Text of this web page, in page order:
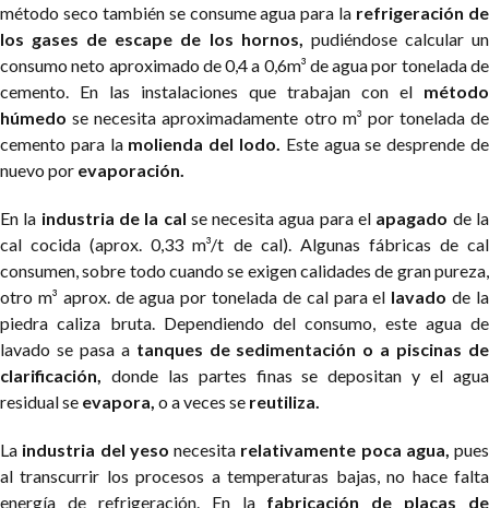
método seco también se consume agua para la refrigeración de
los gases de escape de los hornos, pudiéndose calcular un
consumo neto aproximado de 0,4 a 0,6m³ de agua por tonelada de
cemento. En las instalaciones que trabajan con el método
húmedo se necesita aproximadamente otro m³ por tonelada de
cemento para la molienda del lodo. Este agua se desprende de
nuevo por evaporación.
En la industria de la cal se necesita agua para el apagado de la
cal cocida (aprox. 0,33 m³/t de cal). Algunas fábricas de cal
consumen, sobre todo cuando se exigen calidades de gran pureza,
otro m³ aprox. de agua por tonelada de cal para el lavado de la
piedra caliza bruta. Dependiendo del consumo, este agua de
lavado se pasa a tanques de sedimentación o a piscinas de
clarificación, donde las partes finas se depositan y el agua
residual se evapora, o a veces se reutiliza.
La industria del yeso necesita relativamente poca agua, pues
al transcurrir los procesos a temperaturas bajas, no hace falta
energía de refrigeración. En la fabricación de placas de